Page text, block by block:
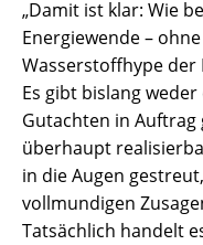
„Damit ist klar: Wie
Energiewende –
Wasserstoffhype der
Es gibt bislang
Gutachten in Auftrag
überhaupt
in die Augen
vollmundigen
Tatsächlich handelt